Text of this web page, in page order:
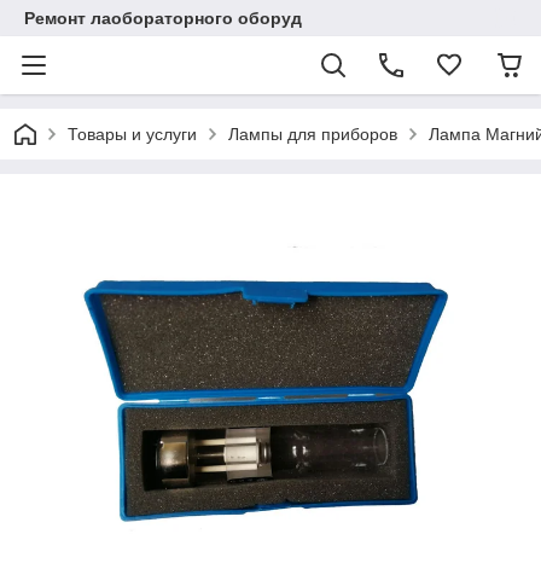
Ремонт лаобораторного оборуд
Товары и услуги Лампы для приборов Лампа